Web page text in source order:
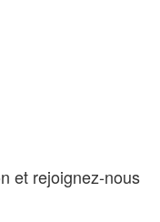
et rejoignez-nous